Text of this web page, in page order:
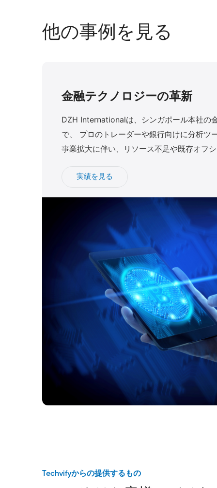
他の事例を見る
金融テクノロジーの革新
DZH Internationalは、シンガポール本社の
で、 プロのトレーダーや銀行向けに分析ツ
事業拡大に伴い、リソース不足や既存オフ
を 求めていました。
実績を見る
Techvifyからの提供するもの